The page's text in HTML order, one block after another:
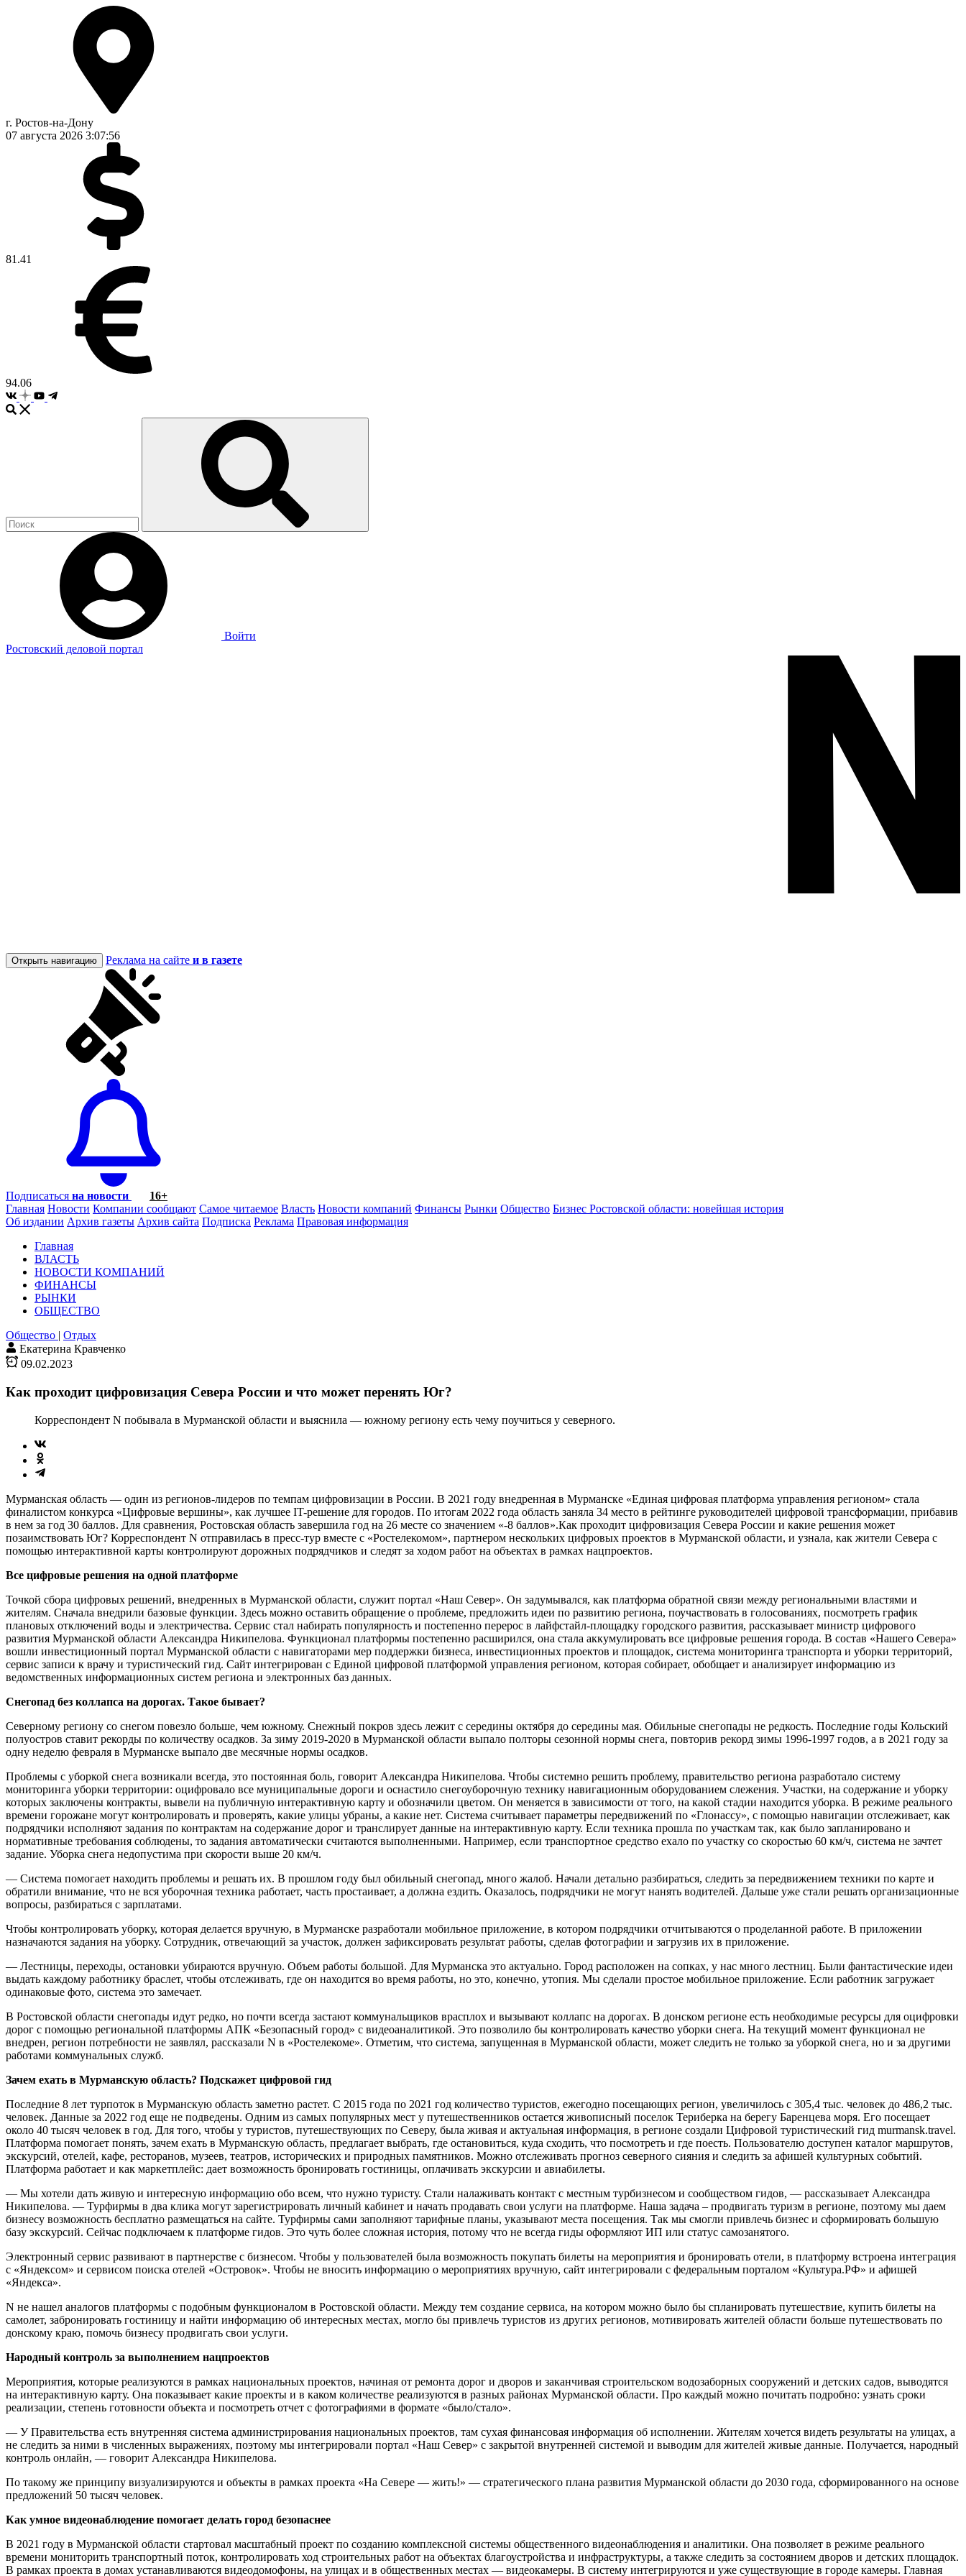
г. Ростов-на-Дону
07 августа 2026 3:07:56
81.41
94.06
Войти
Ростовский деловой портал
Открыть навигацию Реклама на сайте и в газете
Подписаться на новости
16+
Главная Новости Компании сообщают Самое читаемое Власть Новости компаний Финансы Рынки Общество Бизнес Ростовской области: новейшая история
Об издании Архив газеты Архив сайта Подписка Реклама Правовая информация
Главная
ВЛАСТЬ
НОВОСТИ КОМПАНИЙ
ФИНАНСЫ
РЫНКИ
ОБЩЕСТВО
Общество | Отдых
Екатерина Кравченко
09.02.2023
Как проходит цифровизация Севера России и что может перенять Юг?
Корреспондент N побывала в Мурманской области и выяснила — южному региону есть чему поучиться у северного.
Мурманская область — один из регионов-лидеров по темпам цифровизации в России. В 2021 году внедренная в Мурманске «Единая цифровая платформа управления регионом» стала
финалистом конкурса «Цифровые вершины», как лучшее IT-решение для городов. По итогам 2022 года область заняла 34 место в рейтинге руководителей цифровой трансформации, прибавив
в нем за год 30 баллов. Для сравнения, Ростовская область завершила год на 26 месте со значением «-8 баллов».Как проходит цифровизация Севера России и какие решения может
позаимствовать Юг? Корреспондент N отправилась в пресс-тур вместе с «Ростелекомом», партнером нескольких цифровых проектов в Мурманской области, и узнала, как жители Севера с
помощью интерактивной карты контролируют дорожных подрядчиков и следят за ходом работ на объектах в рамках нацпроектов.
Все цифровые решения на одной платформе
Точкой сбора цифровых решений, внедренных в Мурманской области, служит портал «Наш Север». Он задумывался, как платформа обратной связи между региональными властями и
жителям. Сначала внедрили базовые функции. Здесь можно оставить обращение о проблеме, предложить идеи по развитию региона, поучаствовать в голосованиях, посмотреть график
плановых отключений воды и электричества. Сервис стал набирать популярность и постепенно перерос в лайфстайл-площадку городского развития, рассказывает министр цифрового
развития Мурманской области Александра Никипелова. Функционал платформы постепенно расширился, она стала аккумулировать все цифровые решения города. В состав «Нашего Севера»
вошли инвестиционный портал Мурманской области с навигаторами мер поддержки бизнеса, инвестиционных проектов и площадок, система мониторинга транспорта и уборки территорий,
сервис записи к врачу и туристический гид. Сайт интегрирован с Единой цифровой платформой управления регионом, которая собирает, обобщает и анализирует информацию из
ведомственных информационных систем региона и электронных баз данных.
Снегопад без коллапса на дорогах. Такое бывает?
Северному региону со снегом повезло больше, чем южному. Снежный покров здесь лежит с середины октября до середины мая. Обильные снегопады не редкость. Последние годы Кольский
полуостров ставит рекорды по количеству осадков. За зиму 2019-2020 в Мурманской области выпало полторы сезонной нормы снега, повторив рекорд зимы 1996-1997 годов, а в 2021 году за
одну неделю февраля в Мурманске выпало две месячные нормы осадков.
Проблемы с уборкой снега возникали всегда, это постоянная боль, говорит Александра Никипелова. Чтобы системно решить проблему, правительство региона разработало систему
мониторинга уборки территории: оцифровало все муниципальные дороги и оснастило снегоуборочную технику навигационным оборудованием слежения. Участки, на содержание и уборку
которых заключены контракты, вывели на публичную интерактивную карту и обозначили цветом. Он меняется в зависимости от того, на какой стадии находится уборка. В режиме реального
времени горожане могут контролировать и проверять, какие улицы убраны, а какие нет. Система считывает параметры передвижений по «Глонассу», с помощью навигации отслеживает, как
подрядчики исполняют задания по контрактам на содержание дорог и транслирует данные на интерактивную карту. Если техника прошла по участкам так, как было запланировано и
нормативные требования соблюдены, то задания автоматически считаются выполненными. Например, если транспортное средство ехало по участку со скоростью 60 км/ч, система не зачтет
задание. Уборка снега недопустима при скорости выше 20 км/ч.
— Система помогает находить проблемы и решать их. В прошлом году был обильный снегопад, много жалоб. Начали детально разбираться, следить за передвижением техники по карте и
обратили внимание, что не вся уборочная техника работает, часть простаивает, а должна ездить. Оказалось, подрядчики не могут нанять водителей. Дальше уже стали решать организационные
вопросы, разбираться с зарплатами.
Чтобы контролировать уборку, которая делается вручную, в Мурманске разработали мобильное приложение, в котором подрядчики отчитываются о проделанной работе. В приложении
назначаются задания на уборку. Сотрудник, отвечающий за участок, должен зафиксировать результат работы, сделав фотографии и загрузив их в приложение.
— Лестницы, переходы, остановки убираются вручную. Объем работы большой. Для Мурманска это актуально. Город расположен на сопках, у нас много лестниц. Были фантастические идеи
выдать каждому работнику браслет, чтобы отслеживать, где он находится во время работы, но это, конечно, утопия. Мы сделали простое мобильное приложение. Если работник загружает
одинаковые фото, система это замечает.
В Ростовской области снегопады идут редко, но почти всегда застают коммунальщиков врасплох и вызывают коллапс на дорогах. В донском регионе есть необходимые ресурсы для оцифровки
дорог с помощью региональной платформы АПК «Безопасный город» с видеоаналитикой. Это позволило бы контролировать качество уборки снега. На текущий момент функционал не
внедрен, регион потребности не заявлял, рассказали N в «Ростелекоме». Отметим, что система, запущенная в Мурманской области, может следить не только за уборкой снега, но и за другими
работами коммунальных служб.
Зачем ехать в Мурманскую область? Подскажет цифровой гид
Последние 8 лет турпоток в Мурманскую область заметно растет. С 2015 года по 2021 год количество туристов, ежегодно посещающих регион, увеличилось с 305,4 тыс. человек до 486,2 тыс.
человек. Данные за 2022 год еще не подведены. Одним из самых популярных мест у путешественников остается живописный поселок Териберка на берегу Баренцева моря. Его посещает
около 40 тысяч человек в год. Для того, чтобы у туристов, путешествующих по Северу, была живая и актуальная информация, в регионе создали Цифровой туристический гид murmansk.travel.
Платформа помогает понять, зачем ехать в Мурманскую область, предлагает выбрать, где остановиться, куда сходить, что посмотреть и где поесть. Пользователю доступен каталог маршрутов,
экскурсий, отелей, кафе, ресторанов, музеев, театров, исторических и природных памятников. Можно отслеживать прогноз северного сияния и следить за афишей культурных событий.
Платформа работает и как маркетплейс: дает возможность бронировать гостиницы, оплачивать экскурсии и авиабилеты.
— Мы хотели дать живую и интересную информацию обо всем, что нужно туристу. Стали налаживать контакт с местным турбизнесом и сообществом гидов, — рассказывает Александра
Никипелова. — Турфирмы в два клика могут зарегистрировать личный кабинет и начать продавать свои услуги на платформе. Наша задача – продвигать туризм в регионе, поэтому мы даем
бизнесу возможность бесплатно размещаться на сайте. Турфирмы сами заполняют тарифные планы, указывают места посещения. Так мы смогли привлечь бизнес и сформировать большую
базу экскурсий. Сейчас подключаем к платформе гидов. Это чуть более сложная история, потому что не всегда гиды оформляют ИП или статус самозанятого.
Электронный сервис развивают в партнерстве с бизнесом. Чтобы у пользователей была возможность покупать билеты на мероприятия и бронировать отели, в платформу встроена интеграция
с «Яндексом» и сервисом поиска отелей «Островок». Чтобы не вносить информацию о мероприятиях вручную, сайт интегрировали с федеральным порталом «Культура.РФ» и афишей
«Яндекса».
N не нашел аналогов платформы с подобным функционалом в Ростовской области. Между тем создание сервиса, на котором можно было бы спланировать путешествие, купить билеты на
самолет, забронировать гостиницу и найти информацию об интересных местах, могло бы привлечь туристов из других регионов, мотивировать жителей области больше путешествовать по
донскому краю, помочь бизнесу продвигать свои услуги.
Народный контроль за выполнением нацпроектов
Мероприятия, которые реализуются в рамках национальных проектов, начиная от ремонта дорог и дворов и заканчивая строительском водозаборных сооружений и детских садов, выводятся
на интерактивную карту. Она показывает какие проекты и в каком количестве реализуются в разных районах Мурманской области. Про каждый можно почитать подробно: узнать сроки
реализации, степень готовности объекта и посмотреть отчет с фотографиями в формате «было/стало».
— У Правительства есть внутренняя система администрирования национальных проектов, там сухая финансовая информация об исполнении. Жителям хочется видеть результаты на улицах, а
не следить за ними в численных выражениях, поэтому мы интегрировали портал «Наш Север» с закрытой внутренней системой и выводим для жителей живые данные. Получается, народный
контроль онлайн, — говорит Александра Никипелова.
По такому же принципу визуализируются и объекты в рамках проекта «На Севере — жить!» — стратегического плана развития Мурманской области до 2030 года, сформированного на основе
предложений 50 тысяч человек.
Как умное видеонаблюдение помогает делать город безопаснее
В 2021 году в Мурманской области стартовал масштабный проект по созданию комплексной системы общественного видеонаблюдения и аналитики. Она позволяет в режиме реального
времени мониторить транспортный поток, контролировать ход строительных работ на объектах благоустройства и инфраструктуры, а также следить за состоянием дворов и детских площадок.
В рамках проекта в домах устанавливаются видеодомофоны, на улицах и в общественных местах — видеокамеры. В систему интегрируются и уже существующие в городе камеры. Главная